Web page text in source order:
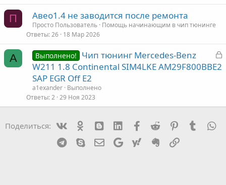
П Авео1.4 не заводится после ремонта
Просто Пользователь Помощь начинающим в чип тюнинге
Ответы 26 18 Мар 2026
A
З
т
Выполнено!
Чип тюнинг Mercedes-Benz
W211 1.8 Continental SIM4LKE AM29F800BBE2
SAP EGR Off E2
a1exander Выполнено
Ответы 2 29 Ноя 2023
Поделиться: Ok mes_blogger
Linked InFacebook
Reddit PinterestTumblr
Telegram
Skype Эл. почта
Google Yahoo Evernote